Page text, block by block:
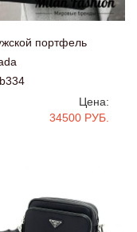
портфель
Цена:
34500 РУБ.